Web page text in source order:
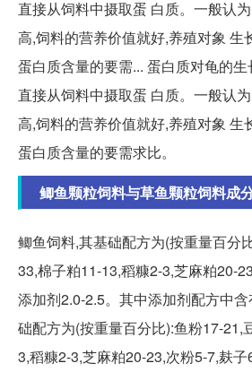
直接从饲料中摄取蛋 白质。一般认
高,饲料的营养价值就好,养殖对象 生
蛋白质含量的要需... 蛋白质对龟的
直接从饲料中摄取蛋 白质。一般认
高,饲料的营养价值就好,养殖对象 生
蛋白质含量的要需求比。
鲫鱼颗粒饲料与草鱼颗粒饲料成
鲫鱼饲料,其基础配方为(按重量百分
33,棉子粕11-13,稻糠2-3,芝麻粕20-
添加剂2.0-2.5。其中添加剂配方中
础配方为(按重量百分比):鱼粉17-21,
3,稻糠2-3,芝麻粕20-23,次粉5-7,麸子